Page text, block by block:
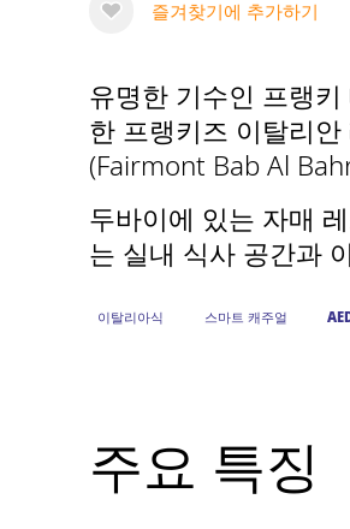
즐겨찾기에 추가하기
유명한 기수인 프랭
한 프랭키즈 이탈리
(Fairmont Bab Al
두바이에 있는 자매
는 실내 식사 공간과
이탈리아식 스마트 캐주얼
주요 특징